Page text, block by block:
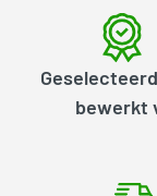
bewerkt